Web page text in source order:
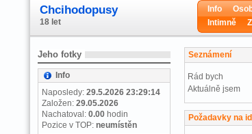
Chcihodopusy
18 let
Info
Intimně
Jeho fotky
Info
Naposledy: 29.5.2026 23:29:14
Založen: 29.05.2026
Nachatoval: 0.00 hodin
Pozice v TOP: neumístěn
Seznámení
Rád bych
Aktuálně jsem
Požadavky na